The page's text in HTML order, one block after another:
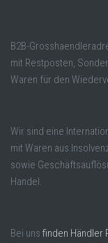
B2B-
mit Restposten,
Waren für den
Wir sind eine
mit Waren aus
sowie
Handel.
Bei uns finden Händler